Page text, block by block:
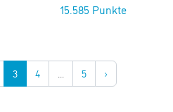
15.585 Punkte
3 4 ... 5 ›